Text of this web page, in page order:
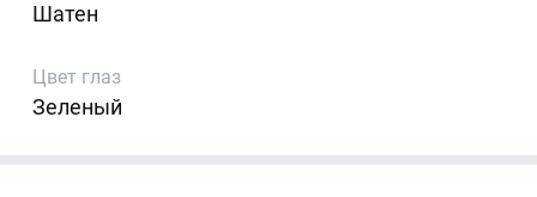
Шатен
Цвет глаз
Зеленый